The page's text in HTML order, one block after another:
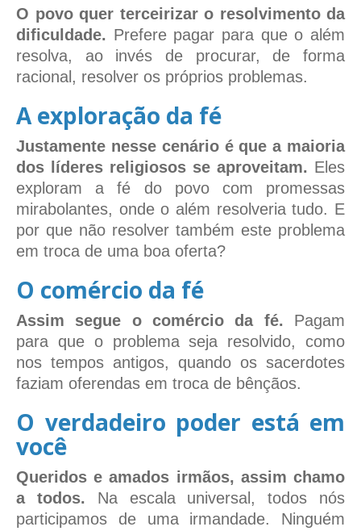
O povo quer terceirizar o resolvimento da
dificuldade. Prefere pagar para que o além
resolva, ao invés de procurar, de forma
racional, resolver os próprios problemas.
A exploração da fé
Justamente nesse cenário é que a maioria
dos líderes religiosos se aproveitam. Eles
exploram a fé do povo com promessas
mirabolantes, onde o além resolveria tudo. E
por que não resolver também este problema
em troca de uma boa oferta?
O comércio da fé
Assim segue o comércio da fé. Pagam
para que o problema seja resolvido, como
nos tempos antigos, quando os sacerdotes
faziam oferendas em troca de bênçãos.
O verdadeiro poder está em
você
Queridos e amados irmãos, assim chamo
a todos. Na escala universal, todos nós
participamos de uma irmandade. Ninguém